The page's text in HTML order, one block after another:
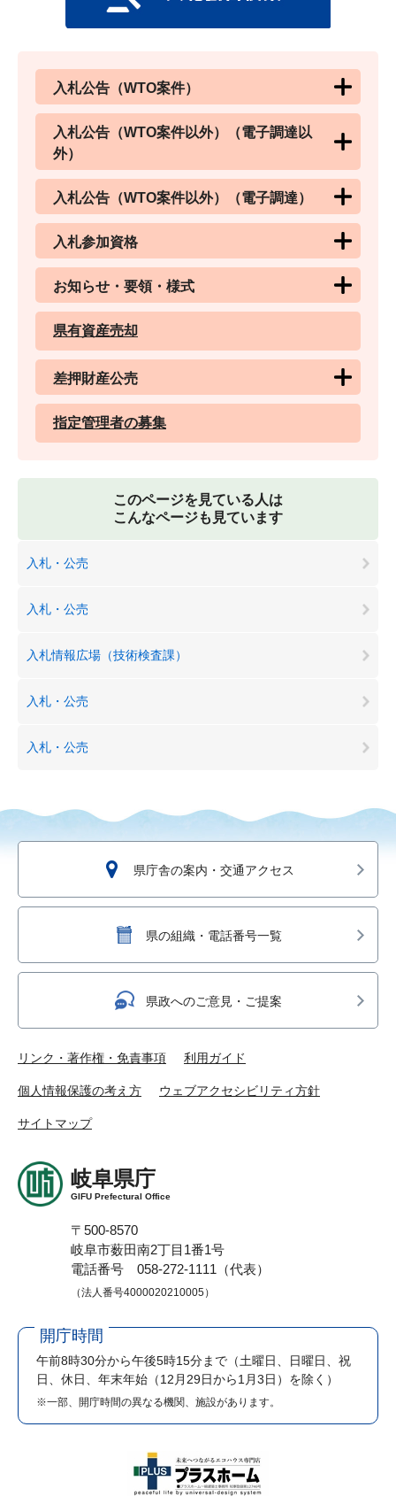
入札公告（WTO案件）
入札公告（WTO案件以外）（電子調達以
外）
入札公告（WTO案件以外）（電子調達）
入札参加資格
お知らせ・要領・様式
県有資産売却
差押財産公売
指定管理者の募集
このページを見ている人は
こんなページも見ています
入札・公売
入札・公売
入札情報広場（技術検査課）
入札・公売
入札・公売
県庁舎の案内・交通アクセス
県の組織・電話番号一覧
県政へのご意見・ご提案
リンク・著作権・免責事項 利用ガイド
個人情報保護の考え方 ウェブアクセシビリティ方針
サイトマップ
岐阜県庁
GIFU Prefectural Office
〒500-8570
岐阜市薮田南2丁目1番1号
電話番号 058-272-1111（代表）
（法人番号4000020210005）
開庁時間
午前8時30分から午後5時15分まで （土曜日、日曜日、祝
日、休日、年末年始（12月29日から1月3日）を除く）
※一部、開庁時間の異なる機関、施設があります。